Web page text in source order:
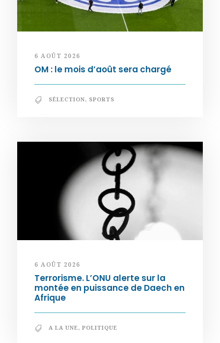
6 AOÛT 2026
OM : le mois d’août sera chargé
SÉLECTION, SPORTS
6 AOÛT 2026
Terrorisme. L’ONU alerte sur la
montée en puissance de Daech en
Afrique
A LA UNE, POLITIQUE